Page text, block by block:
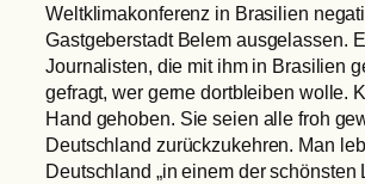
Weltklimakonferenz in Brasilien
Gastgeberstadt Belem ausgelassen.
Journalisten, die mit ihm in Brasilien
gefragt, wer gerne dortbleiben wolle.
Hand gehoben. Sie seien alle froh
Deutschland zurückzukehren. Man
Deutschland „in einem der schönsten